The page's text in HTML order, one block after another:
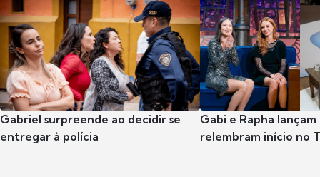
Gabriel surpreende ao decidir se
entregar à polícia
Gabi e Rapha
relembram início no